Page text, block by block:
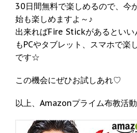
30日間無料で楽しめるので、今
始も楽しめますよ～♪
出来ればFire Stickがあるといい
もPCやタブレット、スマホで楽
です☆
この機会にぜひお試しあれ♡
以上、Amazonプライム布教活動